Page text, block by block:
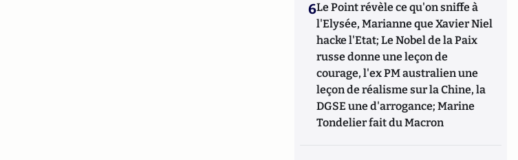
6Le Point révèle ce qu'on sniffe à
l'Elysée, Marianne que Xavier Niel
hacke l'Etat; Le Nobel de la Paix
russe donne une leçon de
courage, l'ex PM australien une
leçon de réalisme sur la Chine, la
DGSE une d'arrogance; Marine
Tondelier fait du Macron